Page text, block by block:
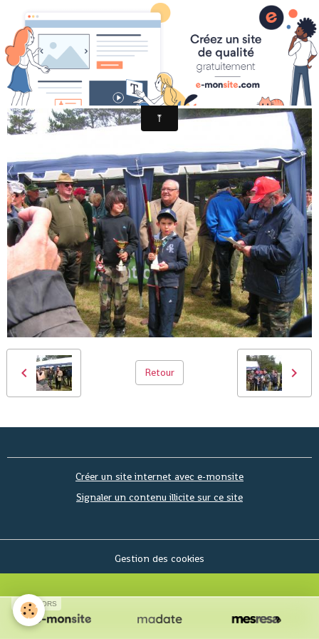
CAMPRIEU ANIMATION 2011
Retour
Créer un site internet avec e-monsite
Signaler un contenu illicite sur ce site
Gestion des cookies
SPONSORS